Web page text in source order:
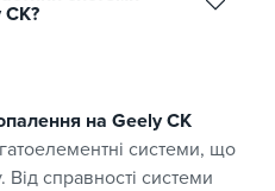
на Geely CK
системи, що
справності системи